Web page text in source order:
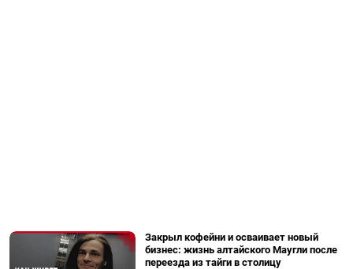
Закрыл кофейни и осваивает новый
бизнес: жизнь алтайского Маугли после
переезда из тайги в столицу